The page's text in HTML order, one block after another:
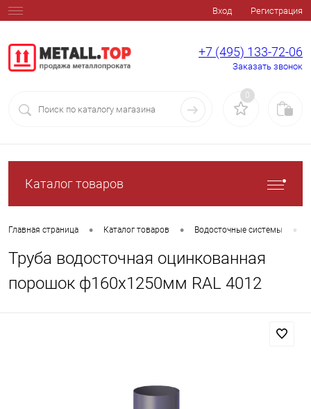
Вход Регистрация
+7 (495) 133-72-06
Заказать звонок
0
Каталог товаров
Главная страница • Каталог товаров • Водосточные системы •
Труба водосточная оцинкованная
порошок ф160х1250мм RAL 4012